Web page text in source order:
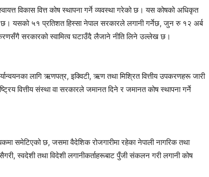
विकास वित्त कोष स्थापना गर्ने व्यवस्था गरेको छ। यस कोषको अधिकृत
छ। यसको ५१ प्रतिशत हिस्सा नेपाल सरकारले लगानी गर्नेछ, जुन रु १२ अर्ब
सरकारको स्वामित्व घटाउँदै लैजाने नीति लिने उल्लेख छ।
लागि ऋणपत्र, इक्विटी, ऋण तथा मिश्रित वित्तीय उपकरणहरू जारी
वित्तीय संस्था वा सरकारले जमानत दिने र जमानत कोष स्थापना गर्ने
समेटिएको छ, जसमा वैदेशिक रोजगारीमा रहेका नेपाली नागरिक तथा
स्वदेशी तथा विदेशी लगानीकर्ताहरूबाट पुँजी संकलन गरी लगानी कोष